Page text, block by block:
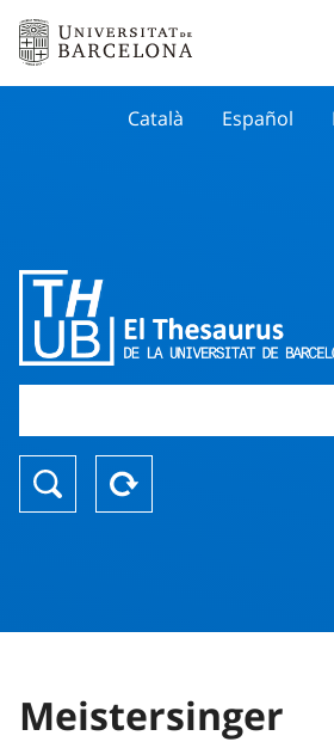
Català Español
Meistersinger